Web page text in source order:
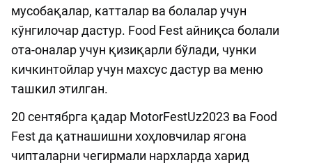
мусобақалар, катталар ва болалар учун
кўнгилочар дастур. Food Fest айниқса болали
ота-оналар учун қизиқарли бўлади, чунки
кичкинтойлар учун махсус дастур ва меню
ташкил этилган.
20 сентябрга қадар MotorFestUz2023 ва Food
Fest да қатнашишни хоҳловчилар ягона
чипталарни чегирмали нархларда харид